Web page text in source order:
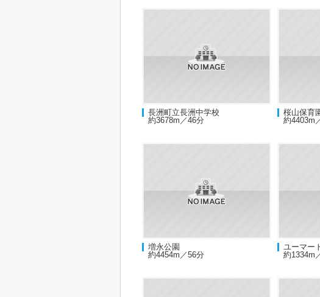
長洲町立長洲中学校
約3678m／46分
桜山保育
約4403m
増永公園
約4454m／56分
ユーマー
約1334m